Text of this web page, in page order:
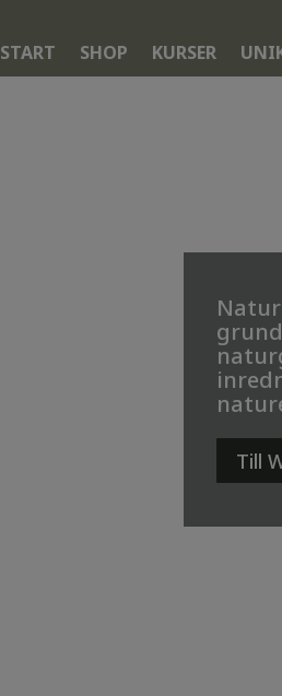
START SHOP KURSER
Till